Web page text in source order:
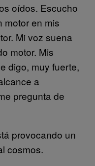
oídos. Escucho
motor en mis
Mi voz suena
motor. Mis
digo, muy fuerte,
a
pregunta de
provocando un
cosmos.